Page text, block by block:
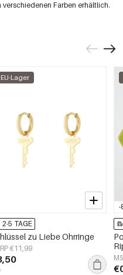
Farben erhältlich.
EU-Lager
2-5 TAGE
zu Liebe Ohrringe
€11,99
-